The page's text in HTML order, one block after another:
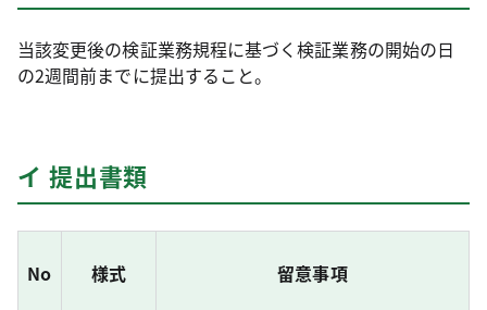
当該変更後の検証業務規程に基づく検証業務の開始の日
の2週間前までに提出すること。
イ 提出書類
No 様式 留意事項